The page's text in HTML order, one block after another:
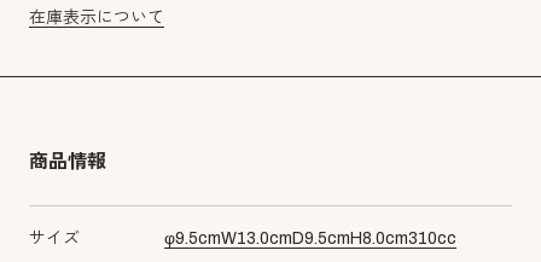
在庫表示について
商品情報
サイズ φ9.5cmW13.0cm D9.5cm H8.0cm310cc